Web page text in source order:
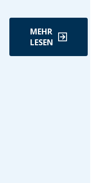
MEHR
LESEN